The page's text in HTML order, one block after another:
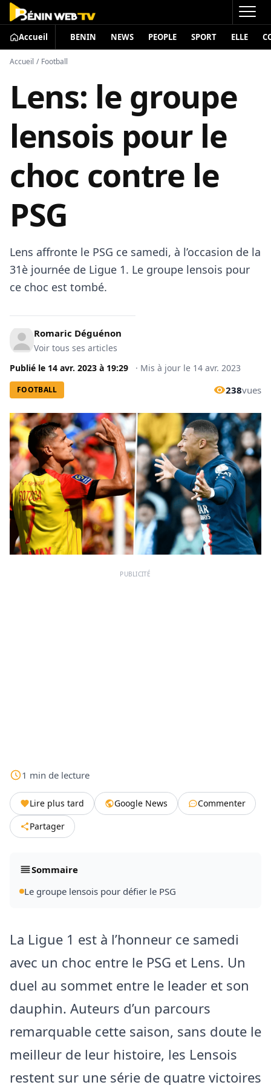
Accueil BENIN NEWS PEOPLE SPORT ELLE
Accueil / Football
Lens: le groupe
lensois pour le
choc contre le
PSG
Lens affronte le PSG ce samedi, à l’occasion de la
31è journée de Ligue 1. Le groupe lensois pour
ce choc est tombé.
Romaric Déguénon
Voir tous ses articles
Publié le 14 avr. 2023 à 19:29 · Mis à jour le 14 avr. 2023
FOOTBALL 238vues
PUBLICITÉ
1 min de lecture
Lire plus tard Google News
Commenter
Partager
Sommaire
Le groupe lensois pour défier le PSG
La Ligue 1 est à l’honneur ce samedi
avec un choc entre le PSG et Lens. Un
duel au sommet entre le leader et son
dauphin. Auteurs d’un parcours
remarquable cette saison, sans doute le
meilleur de leur histoire, les Lensois
restent sur une série de quatre victoires